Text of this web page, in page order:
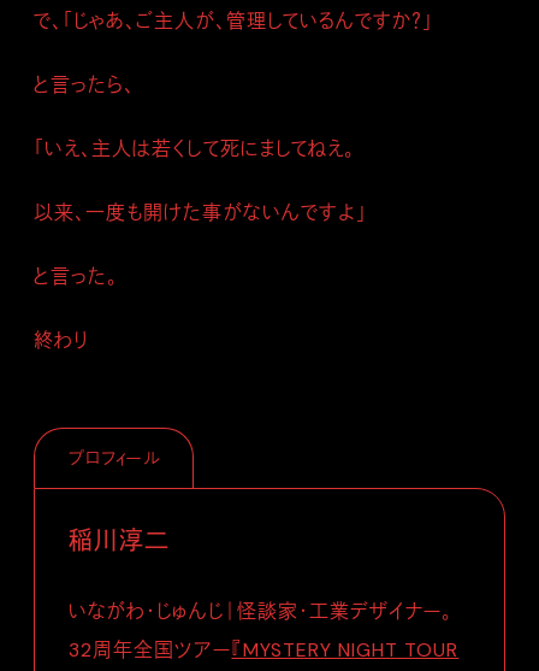
で、「じゃあ、ご主人が、管理しているんですか？」
と言ったら、
「いえ、主人は若くして死にましてねえ。
以来、一度も開けた事がないんですよ」
と言った。
終わり
プロフィール
稲川淳二
いながわ・じゅんじ｜怪談家・工業デザイナー。
32周年全国ツアー『MYSTERY NIGHT TOUR